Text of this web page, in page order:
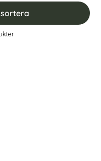
P20 Lite -